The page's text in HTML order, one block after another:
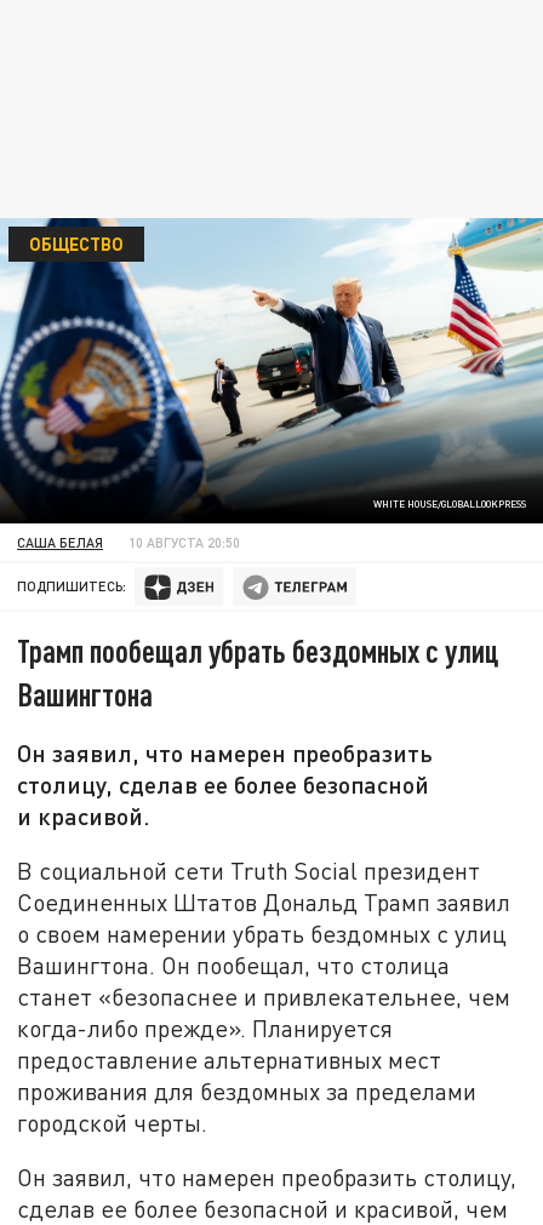
WHITE HOUSE/GLOBALLOOKPRESS
ОБЩЕСТВО
САША БЕЛАЯ 10 АВГУСТА 20:50
ПОДПИШИТЕСЬ:
Трамп пообещал убрать бездомных с улиц
Вашингтона
Он заявил, что намерен преобразить
столицу, сделав ее более безопасной
и красивой.
В социальной сети Truth Social президент
Соединенных Штатов Дональд Трамп заявил
о своем намерении убрать бездомных с улиц
Вашингтона. Он пообещал, что столица
станет «безопаснее и привлекательнее, чем
когда-либо прежде». Планируется
предоставление альтернативных мест
проживания для бездомных за пределами
городской черты.
Он заявил, что намерен преобразить столицу,
сделав ее более безопасной и красивой, чем